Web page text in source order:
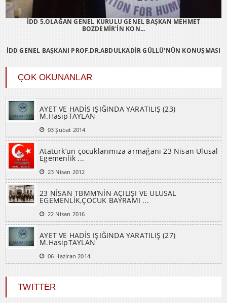
İDD 5.OLAĞAN GENEL KURULU GENEL BAŞKAN MEHMET
BOZDEMİR'İN KON...
İDD GENEL BAŞKANI PROF.DR.ABDULKADİR GÜLLÜ'NÜN KONUŞMASI
ÇOK OKUNANLAR
AYET VE HADİS IŞIĞINDA YARATILIŞ (23)
M.HasipTAYLAN
03 Şubat 2014
Atatürk’ün çocuklarımıza armağanı 23 Nisan Ulusal
Egemenlik ...
23 Nisan 2012
23 NİSAN TBMM’NİN AÇILIŞI VE ULUSAL
EGEMENLİK,ÇOCUK BAYRAMI ...
22 Nisan 2016
AYET VE HADİS IŞIĞINDA YARATILIŞ (27)
M.HasipTAYLAN
06 Haziran 2014
TWITTER